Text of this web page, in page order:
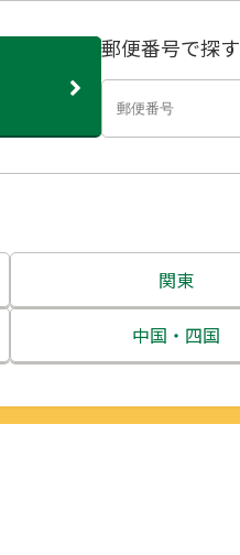
郵便番号で探す
関東
茨城県
中国・四国